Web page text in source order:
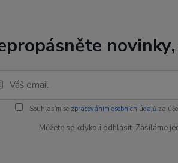
Souhlasím se zpracováním osobních údajůza
Můžete se kdykoli odhlásit. Zasíláme